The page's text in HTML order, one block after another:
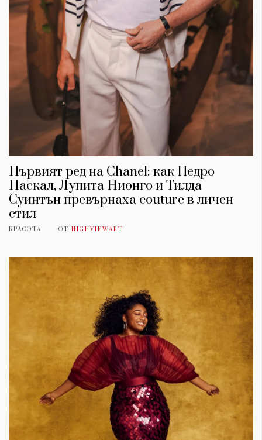
Първият ред на Chanel: как Педро
Паскал, Лупита Нионго и Тилда
Суинтън превърнаха couture в личен
стил
КРАСОТА ОТ HIGHVIEWART